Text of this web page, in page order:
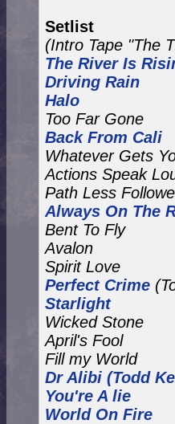
Setlist
(Intro Tape "The
The River Is
Driving Rain
Halo
Too Far Gone
Back From Cali
Whatever Gets
Actions Speak
Path Less
Always On The
Bent To Fly
Avalon
Spirit Love
Perfect Crime
Starlight
Wicked Stone
April's Fool
Fill my World
Dr Alibi (Todd
You're A lie
World On Fire